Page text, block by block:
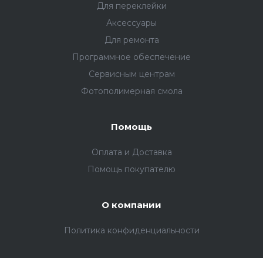
Для переклейки
Аксессуары
Для ремонта
Программное обеспечение
Сервисным центрам
Фотополимерная смола
Помощь
Оплата и Доставка
Помощь покупателю
О компании
Политика конфиденциальности